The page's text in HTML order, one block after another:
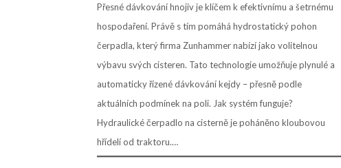
Přesné dávkování hnojiv je klíčem k efektivnímu a šetrnému
hospodaření. Právě s tím pomáhá hydrostatický pohon
čerpadla, který firma Zunhammer nabízí jako volitelnou
výbavu svých cisteren. Tato technologie umožňuje plynulé a
automaticky řízené dávkování kejdy – přesně podle
aktuálních podmínek na poli. Jak systém funguje?
Hydraulické čerpadlo na cisterně je poháněno kloubovou
hřídelí od traktoru.…